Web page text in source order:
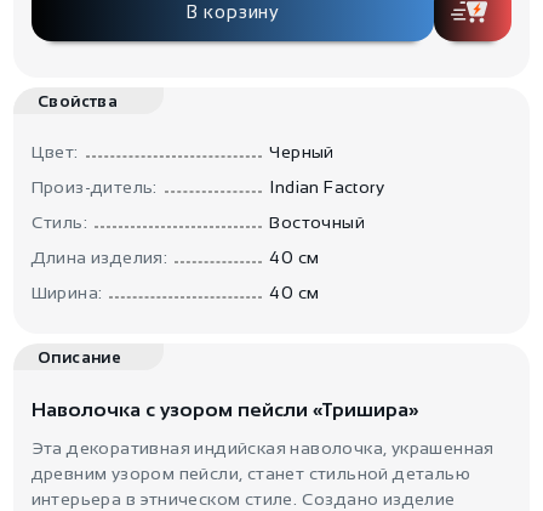
В корзину
Свойства
Цвет:
Черный
Произ-дитель:
Indian Factory
Стиль:
Восточный
Длина изделия:
40 см
Ширина:
40 см
Описание
Наволочка с узором пейсли «Тришира»
Эта декоративная индийская наволочка, украшенная
древним узором пейсли, станет стильной деталью
интерьера в этническом стиле. Создано изделие